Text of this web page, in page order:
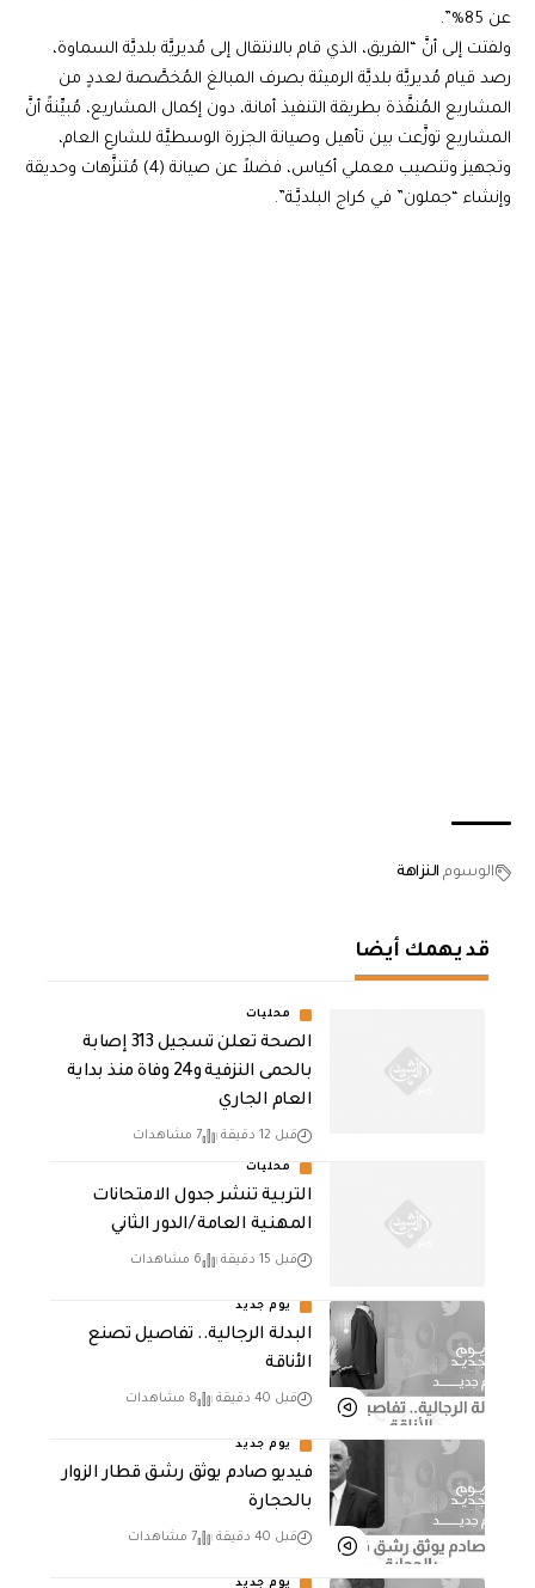
عن 85%”.
ولفتت إلى أنَّ “الفريق، الذي قام بالانتقال إلى مُديريَّة بلديَّة السماوة،
رصد قيام مُديريَّة بلديَّة الرميثة بصرف المبالغ المُخصَّصة لعددٍ من
المشاريع المُنفَّذة بطريقة التنفيذ أمانة، دون إكمال المشاريع، مُبيِّنةً أنَّ
المشاريع توزَّعت بين تأهيل وصيانة الجزرة الوسطيَّة للشارع العام،
وتجهيز وتنصيب معملي أكياس، فضلاً عن صيانة (4) مُتنزَّهات وحديقة
وإنشاء “جملون” في كراج البلديَّـة”.
الوسوم النزاهة
قد يهمك أيضا
محليات
الصحة تعلن تسجيل 313 إصابة
بالحمى النزفية و24 وفاة منذ بداية
العام الجاري
قبل 12 دقيقة 7 مشاهدات
محليات
التربية تنشر جدول الامتحانات
المهنية العامة /الدور الثاني
قبل 15 دقيقة 6 مشاهدات
يوم جديد
البدلة الرجالية.. تفاصيل تصنع
الأناقة
قبل 40 دقيقة 8 مشاهدات
يوم جديد
فيديو صادم يوثق رشق قطار الزوار
بالحجارة
قبل 40 دقيقة 7 مشاهدات
يوم جديد